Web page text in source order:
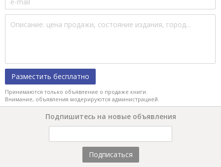
Разместить бесплатно
Принимаются только объявление о продаже книги.
Внимание, объявления модерируются администрацией.
Подпишитесь на новые объявления
Подписаться